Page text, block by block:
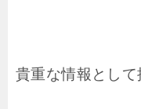
貴重な情報とし